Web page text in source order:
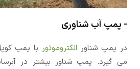
- پمپ آب شناوری
در پمپ شناور الکتروموتور با پمپ
می گیرد. پمپ شناور بیشتر در